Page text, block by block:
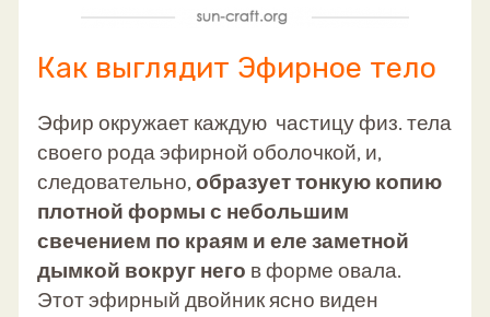
Как выглядит Эфирное тело
Эфир окружает каждую частицу физ. тела
своего рода эфирной оболочкой, и,
следовательно,образует тонкую копию
плотной формы с небольшим
свечением по краям и еле заметной
дымкой вокруг него в форме овала.
Этот эфирный двойник ясно виден